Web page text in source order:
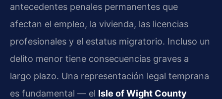
antecedentes penales permanentes que
afectan el empleo, la vivienda, las licencias
profesionales y el estatus migratorio. Incluso un
delito menor tiene consecuencias graves a
largo plazo. Una representación legal temprana
es fundamental — el Isle of Wight County